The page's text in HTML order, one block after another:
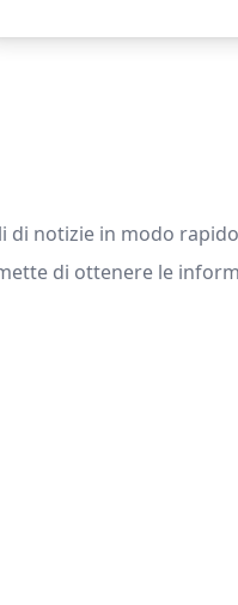
notizie in modo
di ottenere le